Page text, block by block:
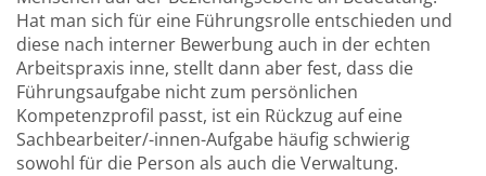
Hat man sich für eine Führungsrolle entschieden und
diese nach interner Bewerbung auch in der echten
Arbeitspraxis inne, stellt dann aber fest, dass die
Führungsaufgabe nicht zum persönlichen
Kompetenzprofil passt, ist ein Rückzug auf eine
Sachbearbeiter/-innen-Aufgabe häufig schwierig
sowohl für die Person als auch die Verwaltung.